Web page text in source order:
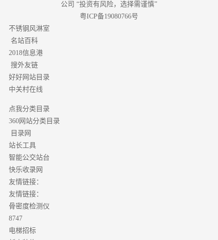
公司 “投资有风险，选择需谨慎”
粤ICP备19080766号
不锈钢风淋室
名站百科
2018信息港
搜外友链
好好网站目录
中关村在线
点我分类目录
360网站分类目录
目录网
站长工具
智能公交站台
快乐收录网
友情链接：
友情链接：
骨密度检测仪
8747
电梯招标